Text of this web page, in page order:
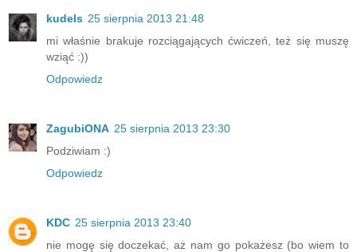
kudels 25 sierpnia 2013 21:48
mi właśnie brakuje rozciągających ćwiczeń, też się muszę
wziąć :))
Odpowiedz
ZagubiONA 25 sierpnia 2013 23:30
Podziwiam :)
Odpowiedz
KDC 25 sierpnia 2013 23:40
nie mogę się doczekać, aż nam go pokażesz (bo wiem to